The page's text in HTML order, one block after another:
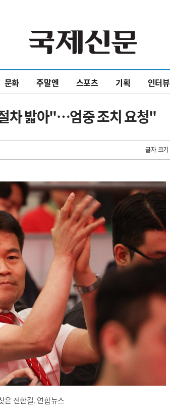
문화 주말엔 스포츠 기획 인터뷰
차 밟아"…엄중 조치 요청"
글자 크기
은 전한길. 연합뉴스